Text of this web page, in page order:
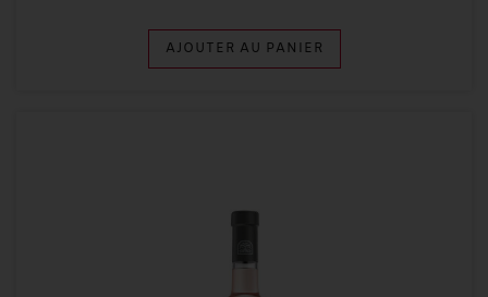
AJOUTER AU PANIER